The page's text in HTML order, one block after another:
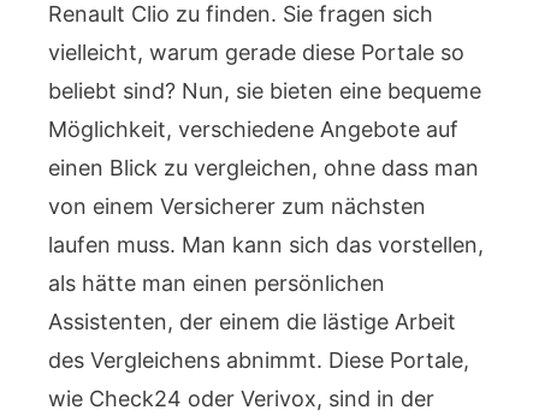
Renault Clio zu finden. Sie fragen sich
vielleicht, warum gerade diese Portale so
beliebt sind? Nun, sie bieten eine bequeme
Möglichkeit, verschiedene Angebote auf
einen Blick zu vergleichen, ohne dass man
von einem Versicherer zum nächsten
laufen muss. Man kann sich das vorstellen,
als hätte man einen persönlichen
Assistenten, der einem die lästige Arbeit
des Vergleichens abnimmt. Diese Portale,
wie Check24 oder Verivox, sind in der